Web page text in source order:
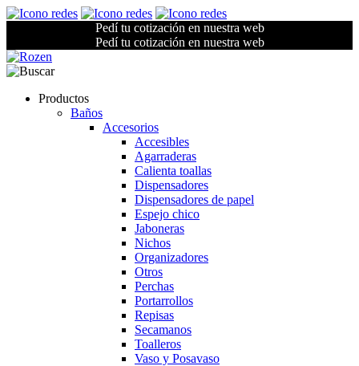
Pedí tu cotización en nuestra web
Pedí tu cotización en nuestra web
Productos
Baños
Accesorios
Accesibles
Agarraderas
Calienta toallas
Dispensadores
Dispensadores de papel
Espejo chico
Jaboneras
Nichos
Organizadores
Otros
Perchas
Portarrollos
Repisas
Secamanos
Toalleros
Vaso y Posavaso